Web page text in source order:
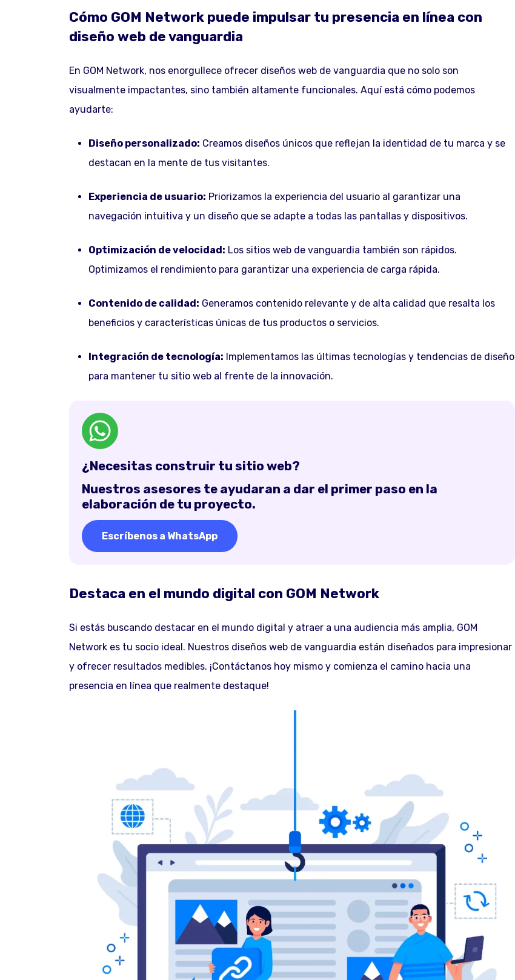
Cómo GOM Network puede impulsar tu presencia en línea con
diseño web de vanguardia
En GOM Network, nos enorgullece ofrecer diseños web de vanguardia que no solo son
visualmente impactantes, sino también altamente funcionales. Aquí está cómo podemos
ayudarte:
Diseño personalizado: Creamos diseños únicos que reflejan la identidad de tu marca y se
destacan en la mente de tus visitantes.
Experiencia de usuario: Priorizamos la experiencia del usuario al garantizar una
navegación intuitiva y un diseño que se adapte a todas las pantallas y dispositivos.
Optimización de velocidad: Los sitios web de vanguardia también son rápidos.
Optimizamos el rendimiento para garantizar una experiencia de carga rápida.
Contenido de calidad: Generamos contenido relevante y de alta calidad que resalta los
beneficios y características únicas de tus productos o servicios.
Integración de tecnología: Implementamos las últimas tecnologías y tendencias de diseño
para mantener tu sitio web al frente de la innovación.
¿Necesitas construir tu sitio web?
Nuestros asesores te ayudaran a dar el primer paso en la
elaboración de tu proyecto.
Escríbenos a WhatsApp
Destaca en el mundo digital con GOM Network
Si estás buscando destacar en el mundo digital y atraer a una audiencia más amplia, GOM
Network es tu socio ideal. Nuestros diseños web de vanguardia están diseñados para impresionar
y ofrecer resultados medibles. ¡Contáctanos hoy mismo y comienza el camino hacia una
presencia en línea que realmente destaque!